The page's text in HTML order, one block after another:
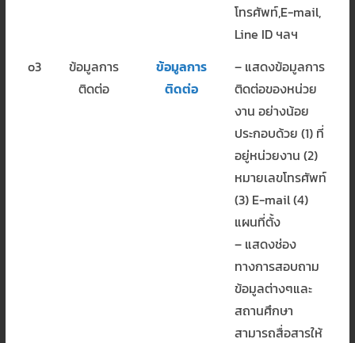
โทรศัพท์,E-mail,
Line ID ฯลฯ
o3
ข้อมูลการ
ติดต่อ
ข้อมูลการ
ติดต่อ
– แสดงข้อมูลการ
ติดต่อของหน่วย
งาน อย่างน้อย
ประกอบด้วย (1) ที่
อยู่หน่วยงาน (2)
หมายเลขโทรศัพท์
(3) E-mail (4)
แผนที่ตั้ง
– แสดงช่อง
ทางการสอบถาม
ข้อมูลต่างๆและ
สถานศึกษา
สามารถสื่อสารให้